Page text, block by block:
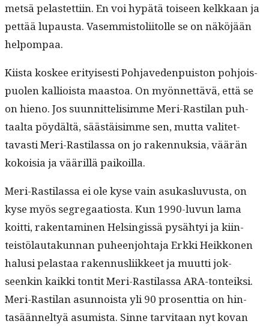
met­sä pelastet­ti­in. En voi hypätä toiseen kelkkaan ja
pet­tää lupaus­ta. Vasem­mis­toli­itolle se on näköjään
helpompaa.
Kiista kos­kee eri­tyis­es­ti Poh­jave­den­puis­ton pohjois­
puolen kallioista maas­toa. On myön­net­tävä, että se
on hieno. Jos suun­nit­telisimme Meri-Rasti­lan puh­
taal­ta pöy­dältä, säästäisimme sen, mut­ta valitet­
tavasti Meri-Rasti­las­sa on jo raken­nuk­sia, väärän
kokoisia ja vääril­lä paikoilla.
Meri-Rasti­las­sa ei ole kyse vain asukaslu­vus­ta, on
kyse myös seg­re­gaa­tios­ta. Kun 1990-luvun lama
koit­ti, rak­en­t­a­mi­nen Helsingis­sä pysähtyi ja kiin­
teistölau­takun­nan puheen­jo­hta­ja Erk­ki Heikko­nen
halusi pelas­taa raken­nus­li­ik­keet ja muut­ti jok­
seenkin kaik­ki ton­tit Meri-Rasti­las­sa ARA-ton­teik­si.
Meri-Rasti­lan asun­noista yli 90 pros­ent­tia on hin­
tasään­nel­tyä asum­ista. Sinne tarvi­taan nyt kovan